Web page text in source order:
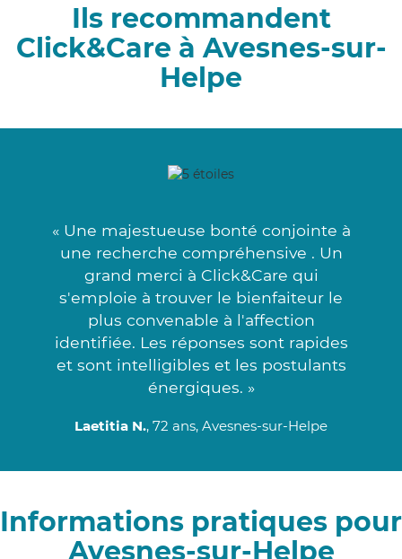
Ils recommandent
Click&Care à Avesnes-sur-
Helpe
« Une majestueuse bonté conjointe à
une recherche compréhensive . Un
grand merci à Click&Care qui
s'emploie à trouver le bienfaiteur le
plus convenable à l'affection
identifiée. Les réponses sont rapides
et sont intelligibles et les postulants
énergiques. »
Laetitia N., 72 ans, Avesnes-sur-Helpe
Informations pratiques pour
Avesnes-sur-Helpe